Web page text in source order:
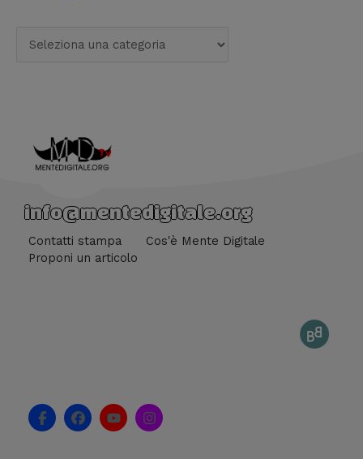
info@mentedigitale.org
Contatti stampa
Cos'è Mente Digitale
Proponi un articolo
F
a
F
a
Y
o
I
n